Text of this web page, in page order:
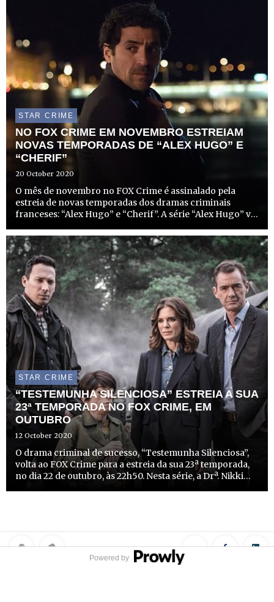
STAR CRIME
NO FOX CRIME EM NOVEMBRO ESTREIAM
NOVAS TEMPORADAS DE “ALEX HUGO” E
“CHERIF”
20 October 2020
O mês de novembro no FOX Crime é assinalado pela
estreia de novas temporadas dos dramas criminais
franceses: “Alex Hugo” e “Cherif”. A série “Alex Hugo” vai
dias 2 e 23, respetivamente, às 22h00. Por outro lado, a
série...
STAR CRIME
“TESTEMUNHA SILENCIOSA” ESTREIA A SUA
23ª TEMPORADA NO FOX CRIME, EM
OUTUBRO
12 October 2020
O drama criminal de sucesso, “Testemunha Silenciosa”,
volta ao FOX Crime para a estreia da sua 23ª temporada,
no dia 22 de outubro, às 22h50. Nesta série, a Drª. Nikki
Powered by